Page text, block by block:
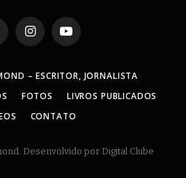
InstagramYouTube
– ESCRITOR, JORNALISTA
FOTOS
LIVROS PUBLICADOS
CONTATO
Desenvolvido por Digital Clube